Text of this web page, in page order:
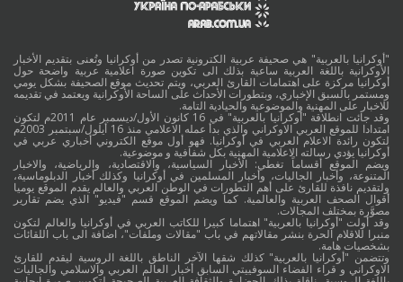
"أوكرانيا بالعربية" هي صحيفة عربية الكترونية تصدر من أوكرانيا وتُعنى بتقديم الأخبار
الأوكرانية باللغة العربية ساعية بذلك الى تكوين صورة اعلامية عربية واضحة حول
أوكرانيا مركزة على اهتمامات القارئ العربي، ويتم تحديث موقع الصحيفة بشكل يومي
ومستمر بالسبق الإخباري، وبتطورات الأحداث على الساحة الأوكرانية ويعتمد في تقديمه
للاخبار على المهنية والموضوعية والحيادية التامة.
وقد جائت انطلاقة "أوكرانيا بالعربية" في 16 كانون الأول/ديسمبر عام 2011م لتكون
امتدادا للموقع العربي الاوكراني والذي بدأ عمله الاعلامي منذ 16 أيلول/سبتمبر 2003م
لتكون رائدة الاعلام العربي في أوكرانيا. فهو أول موقع الكتروني أخباري عربي في
أوكرانيا يؤدي رسالته الاعلامية المهنية بكل شفافية و موضوعية.
ويضم الموقع أقساماً تغطي: الأخبار السياسية، والاقتصادية، والرياضية، والاخبار
المتنوعة، وأخبار الجاليات، وأخبار المسلمين في أوكرانيا وكذلك أخبار الدبلوماسية،
ولتقديم نافذة للقارئ على أهم التطورات في الوطن العربي والعالم يقدم الموقع يوميا
أقوال الصحف العربية والعالمية. كما ويضم الموقع قسم "فيديو" الذي يضم تقارير
مصوَّرة بمختلف المجالات.
وقد أولت "أوكرانيا بالعربية" اهتماما كبيرا للكاتب العربي في أوكرانيا والعالم لتكون
منبرا للاقلام الحرة بنشر مقالاتهم في باب "مقالات وملفات"، اضافة الى باب اللقائات
بشخصيات هامة.
وتتضمن "أوكرانيا بالعربية" كذلك شقها الآخر الناطق باللغة الروسية ليقدم للقارئ
الاوكراني و قراء الفضاء السوفييتي السابق أخبار العالم العربي والاسلامي والجاليات